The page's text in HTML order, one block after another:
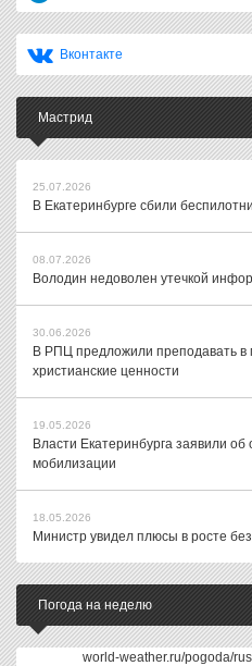
Вконтакте
Мастрид
25.07.2026
В Екатеринбурге сбили
08.07.2026
Володин недоволен утечкой
30.06.2026
В РПЦ предложили преподавать в
христианские ценности
19.05.2026
Власти Екатеринбурга заявили об
мобилизации
18.05.2026
Министр увидел плюсы в росте
Погода на неделю
world-weather.ru/pogoda/